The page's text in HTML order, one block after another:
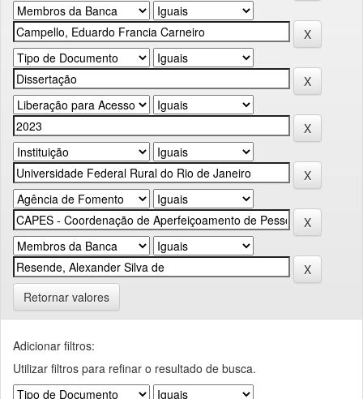
Retornar valores
Adicionar filtros:
Utilizar filtros para refinar o resultado de busca.